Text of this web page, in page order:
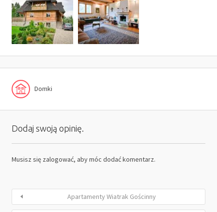
Domki
Dodaj swoją opinię.
Musisz się zalogować, aby móc dodać komentarz.
Apartamenty Wiatrak Gościnny